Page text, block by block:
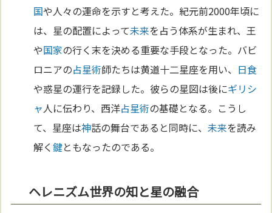
国や人々の運命を示すと考えた。紀元前2000年頃に
は、星の配置によって未来を占う体系が生まれ、王
や国家の行く末を決める重要な手段となった。バビ
ロニアの占星術師たちは黄道十二星座を用い、 日食
や惑星の運行を記録した。彼らの星図は後にギリシ
ャ人に伝わり、西洋占星術の基礎となる。こうし
て、星座は神話の舞台であると同時に、未来を読み
解く鍵ともなったのである。
ヘレニズム世界の知と星の融合